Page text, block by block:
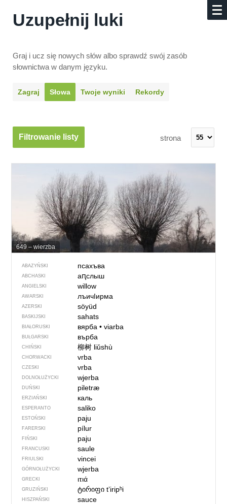
Uzupełnij luki
Graj i ucz się nowych słów albo sprawdź swój zasób
słownictwa w danym języku.
Zagraj Słowa Twoje wyniki Rekordy
Filtrowanie listy strona
649 – wierzba
ABAZYŃSKI псахъва
ABCHASKI аԥслыш
ANGIELSKI willow
AWARSKI лъичIирма
AZERSKI söyüd
BASKIJSKI sahats
BIAŁORUSKI вярба• viarba
BUŁGARSKI върба
CHIŃSKI 柳树 liǔshù
CHORWACKI vrba
CZESKI vrba
DOLNOŁUŻYCKI wjerba
DUŃSKI piletræ
ERZIAŃSKI каль
ESPERANTO saliko
ESTOŃSKI paju
FARERSKI pílur
FIŃSKI paju
FRANCUSKI saule
FRIULSKI vincei
GÓRNOŁUŻYCKI wjerba
GRECKI ιτιά
GRUZIŃSKI ტირიფიtʼiripʰi
HISZPAŃSKI sauce